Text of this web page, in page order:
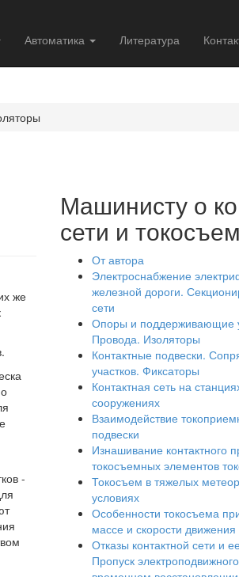
Автоматика Литература
же
-
Машинисту о
сети и
От автора
Электроснабжение
железной дороги.
сети
Опоры и поддерживающие
Провода. Изоляторы
Контактные подвески.
участков. Фиксаторы
Контактная сеть на
сооружениях
Взаимодействие
подвески
Изнашивание контактного
токосъемных элементов
Токосъем в тяжелых
условиях
Особенности токосъема
массе и скорости
Отказы контактной сети и
Пропуск